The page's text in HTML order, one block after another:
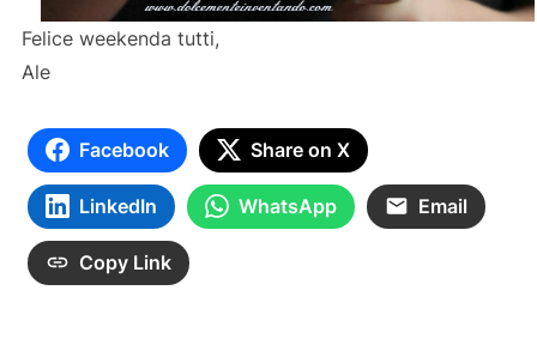
Felice weekenda tutti,
Ale
Facebook Share on X
LinkedIn WhatsApp Email
Copy Link